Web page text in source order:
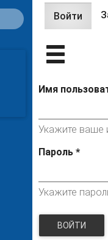
Войти
Имя
Укажите ваше
Пароль*
Укажите
ВОЙТИ